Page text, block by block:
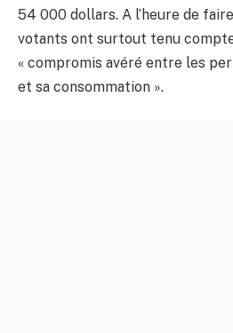
54 000 dollars. A l’heure de
votants ont surtout tenu
« compromis avéré entre les
et sa consommation ».